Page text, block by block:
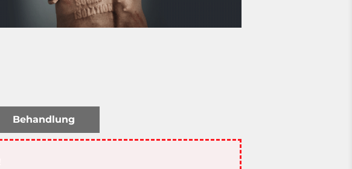
Behandlung